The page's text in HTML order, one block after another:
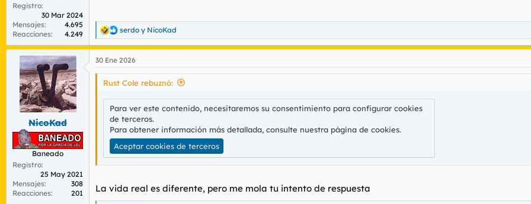
Registro
30 Mar 2024
Mensajes
4.695
Reacciones
4.249
R
e
a
c
c
n
serdo y NicoKad
NicoKad
Baneado
Registro
25 May 2021
Mensajes
308
Reacciones
201
30 Ene 2026
Rust Cole rebuznó:
Para ver este contenido, necesitaremos su consentimiento para configurar cookies
de terceros.
Para obtener información más detallada, consulte nuestra página de cookies.
Aceptar cookies de terceros
La vida real es diferente, pero me mola tu intento de respuesta